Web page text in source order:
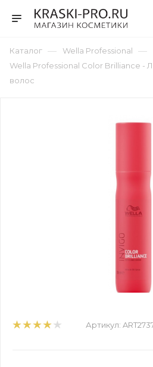
Каталог — Wella Professional —
Wella Professional Color Brilliance -
волос
Артикул: